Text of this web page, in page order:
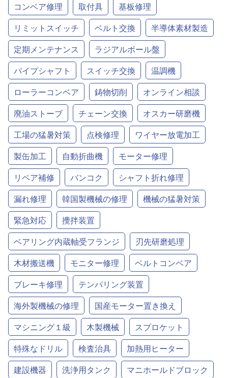
コンベア修理
取付具
基板修理
リミットスイッチ
ベルト交換
半導体素材製造
定期メンテナンス
ラジアルボール盤
パイプシャフト
スイッチ交換
温調機
ローラーコンベア
鋳物切削
オンライン相談
廃油ストーブ
チェーン交換
オスカー研磨機
工場の猛暑対策
点検修理
ワイヤー放電加工
製缶加工
自動折曲機
モーター修理
リペア補修
バンコク
シャフト折れ修理
漏れ修理
韓国製機械の修理
機械の猛暑対策
緊急対応
攪拌装置
ベアリング内蔵軸受フランジ
刃先研磨処理
木材搬送機
モニター修理
ベルトコンベア
ブレーキ修理
テンパリング装置
海外製機械の修理
国産モーター置き換え
マシニング１級
木製機械
スプロケット
特殊なドリル
検査治具
加熱用ヒーター
建設機器
洗浄用タンク
マニホールドブロック